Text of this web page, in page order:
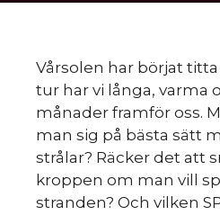
Vårsolen har börjat
tur har vi långa, varma
månader framför oss.
man sig på bästa sätt
strålar? Räcker det att
kroppen om man vill
stranden? Och vilken